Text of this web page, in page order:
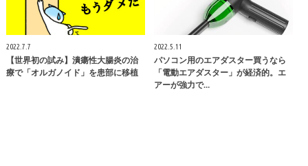
2022.7.7
【世界初の試み】潰瘍性大腸炎の治
療で「オルガノイド」を患部に移植
2022.5.11
パソコン用のエアダスター買うなら
「電動エアダスター」が経済的。エ
アーが強力で…